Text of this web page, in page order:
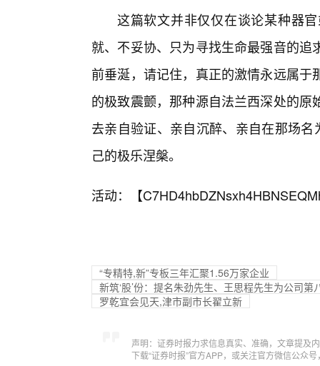
这篇软文并非仅仅在谈论某种器
就、不妥协、只为寻找生命最强音的
前垂涎，请记住，真正的激情永远属
的极致震颤，那种源自法兰西深处的
去亲自验证、亲自沉醉、亲自在那场
己的极乐涅槃。
活动：【
“专精特,新”专板三年汇聚1.56万家企业
新筑‘股’份：提名朱劲先生、王思程先生为公司
罗乾宜会见天,津市副市长翟立新
声明：证券时报力求信息真实、准确，文章提及
下载“证券时报”官方APP，或关注官方微信公众